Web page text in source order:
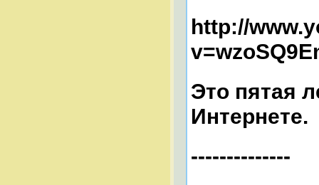
http://
Это пятая
Интернете.
--------------